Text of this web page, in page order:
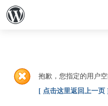
抱歉，您指定的用户
[ 点击这里返回上一页 ]